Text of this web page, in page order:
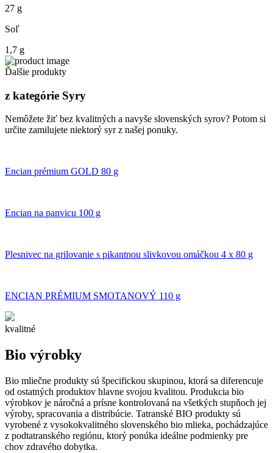
27 g
Soľ
1,7 g
Ďalšie produkty
z kategórie Syry
Nemôžete žiť bez kvalitných a navyše slovenských syrov? Potom si
určite zamilujete niektorý syr z našej ponuky.
Encian prémium GOLD 80 g
Encian na panvicu 100 g
Plesnivec na grilovanie s pikantnou slivkovou omáčkou 4 x 80 g
ENCIAN PRÉMIUM SMOTANOVÝ 110 g
kvalitné
Bio výrobky
Bio mliečne produkty sú špecifickou skupinou, ktorá sa diferencuje
od ostatných produktov hlavne svojou kvalitou. Produkcia bio
výrobkov je náročná a prísne kontrolovaná na všetkých stupňoch jej
výroby, spracovania a distribúcie. Tatranské BIO produkty sú
vyrobené z vysokokvalitného slovenského bio mlieka, pochádzajúce
z podtatranského regiónu, ktorý ponúka ideálne podmienky pre
chov zdravého dobytka.